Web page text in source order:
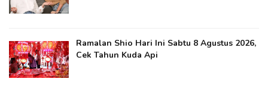
Ramalan Shio Hari Ini Sabtu 8 Agustus 2026,
Cek Tahun Kuda Api